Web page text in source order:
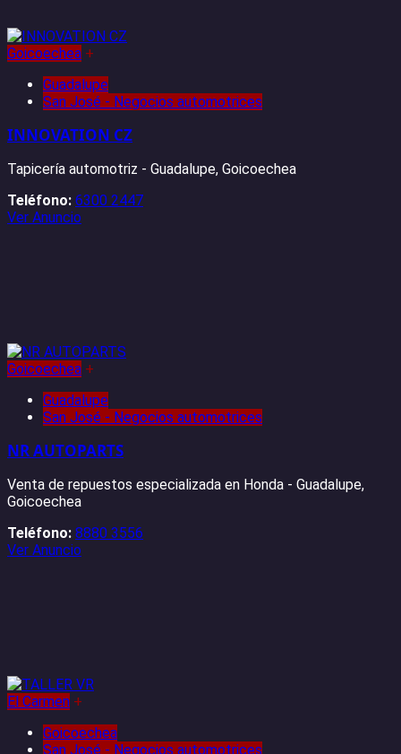
Goicoechea +
Guadalupe
San José - Negocios automotrices
INNOVATION CZ
Tapicería automotriz - Guadalupe, Goicoechea
Teléfono: 6300 2447
Ver Anuncio
Goicoechea +
Guadalupe
San José - Negocios automotrices
NR AUTOPARTS
Venta de repuestos especializada en Honda - Guadalupe,
Goicoechea
Teléfono: 8880 3556
Ver Anuncio
El Carmen +
Goicoechea
San José - Negocios automotrices